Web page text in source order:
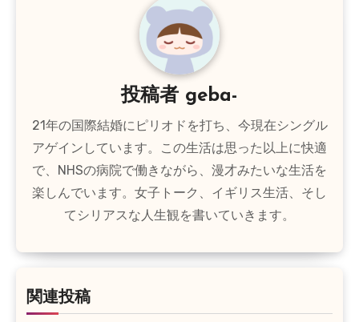
ン
投稿者 geba-
21年の国際結婚にピリオドを打ち、今現在シングル
アゲインしています。この生活は思った以上に快適
で、NHSの病院で働きながら、漫才みたいな生活を
楽しんでいます。女子トーク、イギリス生活、そし
てシリアスな人生観を書いていきます。
関連投稿